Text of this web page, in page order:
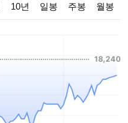
10년 일봉 주봉 월봉